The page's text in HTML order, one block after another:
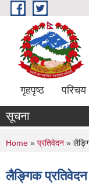
Skip to main content
गृहपृष्ठ परिचय
सूचना
You are
Home » प्रतिवेदन »
लैङ्गिक प्रतिवेदन